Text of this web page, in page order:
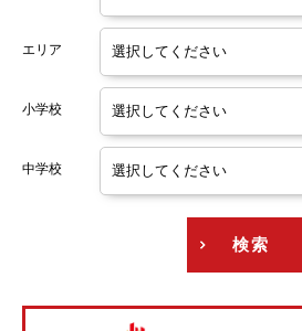
阪急宝塚線
阪急京都線
阪急今津線
阪急甲陽線
阪急千里線
エリア
小学校
中学校
検索